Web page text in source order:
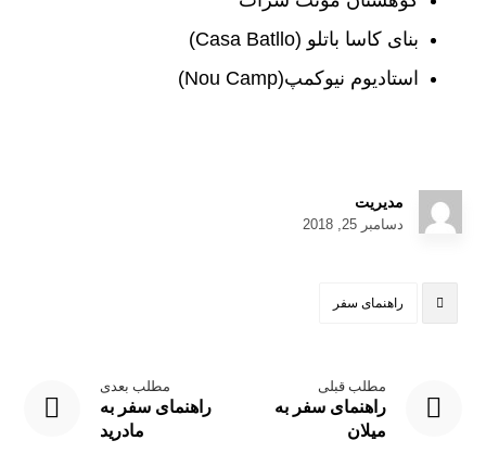
بنای کاسا باتلو (Casa Batllo)
استادیوم نیوکمپ(Nou Camp)
مدیریت
دسامبر 25, 2018
راهنمای سفر
مطلب قبلی
راهنمای سفر به
میلان
مطلب بعدی
راهنمای سفر به
مادرید